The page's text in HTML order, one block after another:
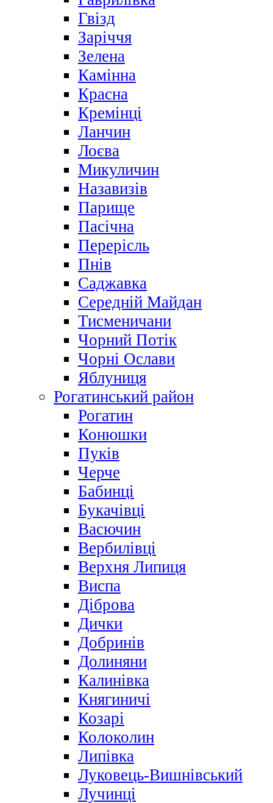
Гвізд
Заріччя
Зелена
Камінна
Красна
Кремінці
Ланчин
Лоєва
Микуличин
Назавизів
Парище
Пасічна
Перерісль
Пнів
Саджавка
Середній Майдан
Тисменичани
Чорний Потік
Чорні Ослави
Яблуниця
Рогатинський район
Рогатин
Конюшки
Пуків
Черче
Бабинці
Букачівці
Васючин
Вербилівці
Верхня Липиця
Виспа
Діброва
Дички
Добринів
Долиняни
Калинівка
Княгиничі
Козарі
Колоколин
Липівка
Луковець-Вишнівський
Лучинці